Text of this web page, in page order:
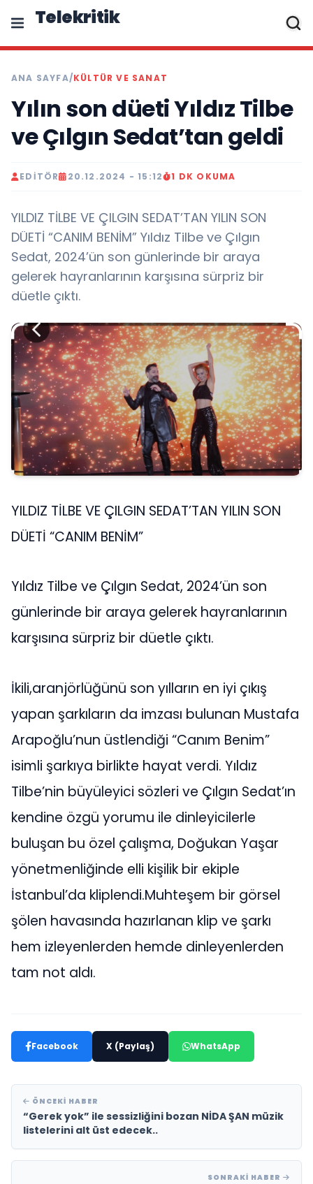
Telekritik
ANA SAYFA/KÜLTÜR VE SANAT
Yılın son düeti Yıldız Tilbe
ve Çılgın Sedat’tan geldi
EDITÖR 20.12.2024 - 15:12 1 DK OKUMA
YILDIZ TİLBE VE ÇILGIN SEDAT’TAN YILIN SON
DÜETİ “CANIM BENİM” Yıldız Tilbe ve Çılgın
Sedat, 2024’ün son günlerinde bir araya
gelerek hayranlarının karşısına sürpriz bir
düetle çıktı.
YILDIZ TİLBE VE ÇILGIN SEDAT’TAN YILIN SON
DÜETİ “CANIM BENİM”
Yıldız Tilbe ve Çılgın Sedat, 2024’ün son
günlerinde bir araya gelerek hayranlarının
karşısına sürpriz bir düetle çıktı.
İkili,aranjörlüğünü son yılların en iyi çıkış
yapan şarkıların da imzası bulunan Mustafa
Arapoğlu’nun üstlendiği “Canım Benim”
isimli şarkıya birlikte hayat verdi. Yıldız
Tilbe’nin büyüleyici sözleri ve Çılgın Sedat’ın
kendine özgü yorumu ile dinleyicilerle
buluşan bu özel çalışma, Doğukan Yaşar
yönetmenliğinde elli kişilik bir ekiple
İstanbul’da kliplendi.Muhteşem bir görsel
şölen havasında hazırlanan klip ve şarkı
hem izleyenlerden hemde dinleyenlerden
tam not aldı.
Facebook X (Paylaş) WhatsApp
ÖNCEKI HABER
“Gerek yok” ile sessizliğini bozan NİDA ŞAN müzik
listelerini alt üst edecek..
SONRAKI HABER